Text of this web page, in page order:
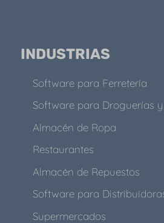
INDUSTRIAS
Software para Ferretería
Software para Droguerías
Almacén de Ropa
Restaurantes
Almacén de Repuestos
Software para
Supermercados